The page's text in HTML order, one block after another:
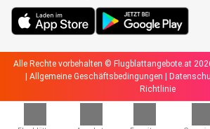
Alle Rechte vorbehalten © Flugblattangebote.at
| Allgemeine Geschäftsbedingungen |
Richtlinie